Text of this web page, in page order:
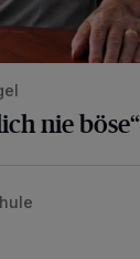
nie böse“